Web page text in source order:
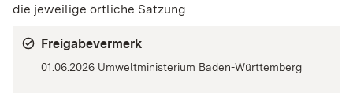
die jeweilige örtliche Satzung
Freigabevermerk
01.06.2026 Umweltministerium Baden-Württemberg